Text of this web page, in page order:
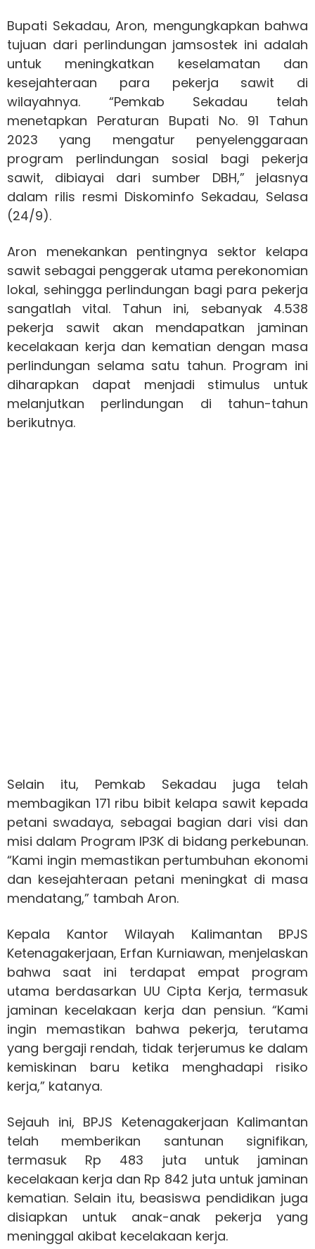
Bupati Sekadau, Aron, mengungkapkan bahwa
tujuan dari perlindungan jamsostek ini adalah
untuk meningkatkan keselamatan dan
kesejahteraan para pekerja sawit di
wilayahnya. “Pemkab Sekadau telah
menetapkan Peraturan Bupati No. 91 Tahun
2023 yang mengatur penyelenggaraan
program perlindungan sosial bagi pekerja
sawit, dibiayai dari sumber DBH,” jelasnya
dalam rilis resmi Diskominfo Sekadau, Selasa
(24/9).
Aron menekankan pentingnya sektor kelapa
sawit sebagai penggerak utama perekonomian
lokal, sehingga perlindungan bagi para pekerja
sangatlah vital. Tahun ini, sebanyak 4.538
pekerja sawit akan mendapatkan jaminan
kecelakaan kerja dan kematian dengan masa
perlindungan selama satu tahun. Program ini
diharapkan dapat menjadi stimulus untuk
melanjutkan perlindungan di tahun-tahun
berikutnya.
Selain itu, Pemkab Sekadau juga telah
membagikan 171 ribu bibit kelapa sawit kepada
petani swadaya, sebagai bagian dari visi dan
misi dalam Program IP3K di bidang perkebunan.
“Kami ingin memastikan pertumbuhan ekonomi
dan kesejahteraan petani meningkat di masa
mendatang,” tambah Aron.
Kepala Kantor Wilayah Kalimantan BPJS
Ketenagakerjaan, Erfan Kurniawan, menjelaskan
bahwa saat ini terdapat empat program
utama berdasarkan UU Cipta Kerja, termasuk
jaminan kecelakaan kerja dan pensiun. “Kami
ingin memastikan bahwa pekerja, terutama
yang bergaji rendah, tidak terjerumus ke dalam
kemiskinan baru ketika menghadapi risiko
kerja,” katanya.
Sejauh ini, BPJS Ketenagakerjaan Kalimantan
telah memberikan santunan signifikan,
termasuk Rp 483 juta untuk jaminan
kecelakaan kerja dan Rp 842 juta untuk jaminan
kematian. Selain itu, beasiswa pendidikan juga
disiapkan untuk anak-anak pekerja yang
meninggal akibat kecelakaan kerja.